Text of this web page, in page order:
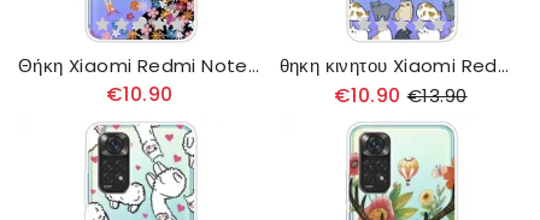
Θήκη Xiaomi Redmi Note 11 Pro 4G / 5G Όμορφο Κεφάλι Λουλουδιών
€10.90
θηκη κινητου Xiaomi Redmi Note 11 Pro 4G / 5G Κορυφαίες Γάτες
€10.90 €13.90